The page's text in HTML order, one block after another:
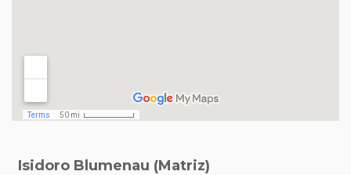
Isidoro Blumenau (Matriz)